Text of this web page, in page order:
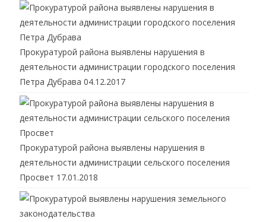
Прокуратурой района выявлены нарушения в
деятельности администрации городского поселения
Петра Дубрава 04.12.2017
Прокуратурой района выявлены нарушения в
деятельности администрации сельского поселения
Просвет 17.01.2018